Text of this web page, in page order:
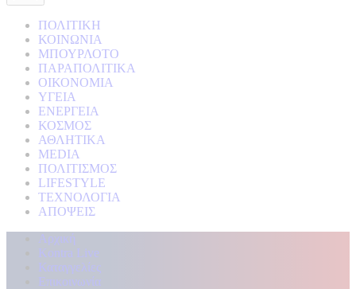
ΠΟΛΙΤΙΚΗ
ΚΟΙΝΩΝΙΑ
ΜΠΟΥΡΛΟΤΟ
ΠΑΡΑΠΟΛΙΤΙΚΑ
ΟΙΚΟΝΟΜΙΑ
ΥΓΕΙΑ
ΕΝΕΡΓΕΙΑ
ΚΟΣΜΟΣ
ΑΘΛΗΤΙΚΑ
MEDIA
ΠΟΛΙΤΙΣΜΟΣ
LIFESTYLE
ΤΕΧΝΟΛΟΓΙΑ
ΑΠΟΨΕΙΣ
Αρχική
Kontra Live
Καταγγελίες
Επικοινωνία